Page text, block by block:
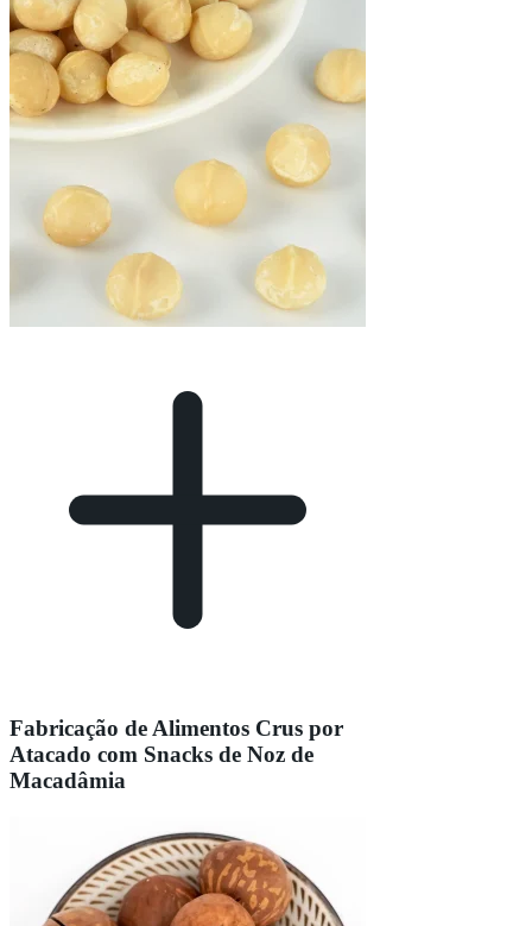
Fabricação de Alimentos Crus por
Atacado com Snacks de Noz de
Macadâmia